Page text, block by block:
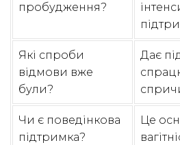
пробудження?
Які спроби
відмови вже
були?
Дає
Чи є поведінкова
підтримка?
Це